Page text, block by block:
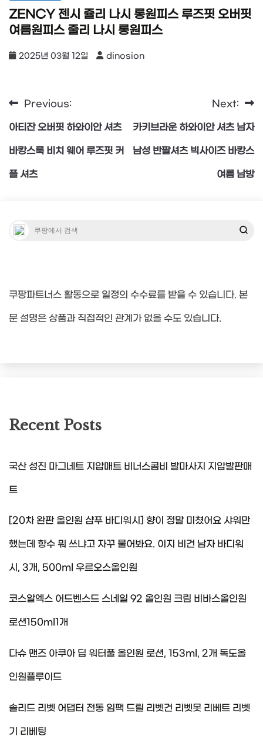
ZENCY 젠시 쥴리 나시 롱원피스 루즈핏 오버핏
여름원피스 줄리 나시 롱원피스
2025년 03월 12일 dinosion
글
탐
색
Previous:
아티잔 오버핏 하와이안 셔츠
바캉스룩 비치 웨어 루즈핏 커
플 셔츠
Next:
카키브라운 하와이안 셔츠 남자
남성 반팔셔츠 빅사이즈 바캉스
여름 남방
쿠팡파트너스 활동으로 일정의 수수료를 받을 수 있습니다. 본
문 설명은 상품과 직접적인 관계가 없을 수도 있습니다.
Recent Posts
국산 성진 마그네트 지압매트 비너스콤비 발마사지 지압발판매
트
[20차 완판 올인원 샴푸 바디워시] 향이 정말 미쳤어요 샤워만
했는데 향수 뭐 쓰냐고 자꾸 물어봐요. 이지 비건 남자 바디워
시, 3개, 500ml 우르오스올인원
코스알엑스 어드벤스드 스네일 92 올인원 크림 비바스올인원
로션150ml1개
다슈 맨즈 아쿠아 딥 워터풀 올인원 로션, 153ml, 2개 독도올
인원플루이드
솔리드 리벳 어댑터 전동 임팩 드릴 리벳건 리벳못 리베트 리벳
기 리베팅